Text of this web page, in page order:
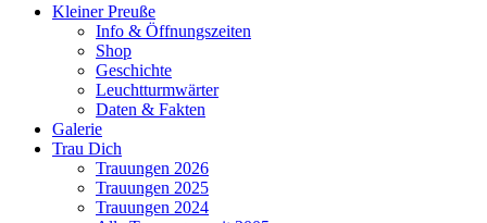
Kleiner Preuße
Info & Öffnungszeiten
Shop
Geschichte
Leuchtturmwärter
Daten & Fakten
Galerie
Trau Dich
Trauungen 2026
Trauungen 2025
Trauungen 2024